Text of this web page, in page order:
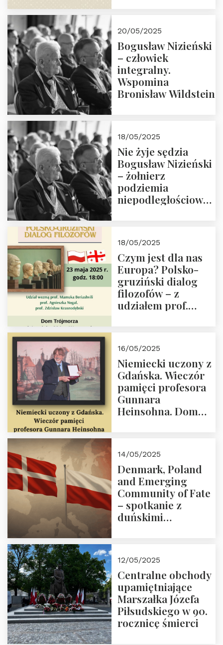
20/05/2025
Bogusław Nizieński
– człowiek
integralny.
Wspomina
Bronisław Wildstein
18/05/2025
Nie żyje sędzia
Bogusław Nizieński
– żołnierz
podziemia
niepodległościowego
społeczny, członek
Kapituły Nagrody
im. Prezydenta
Lecha
Kaczyńskiego.
Wielki autorytet.
18/05/2025
Czym jest dla nas
Europa? Polsko-
gruziński dialog
filozofów – z
udziałem prof.
Dom Trójmorza 23
maja 2025 r. godz.
18:00.
16/05/2025
Niemiecki uczony z
Gdańska. Wieczór
pamięci profesora
Gunnara
Heinsohna. Dom
14/05/2025
Denmark, Poland
and Emerging
Community of Fate
– spotkanie z
duńskimi
12/05/2025
Centralne obchody
upamiętniające
Marszałka Józefa
Piłsudskiego w 90.
rocznicę śmierci